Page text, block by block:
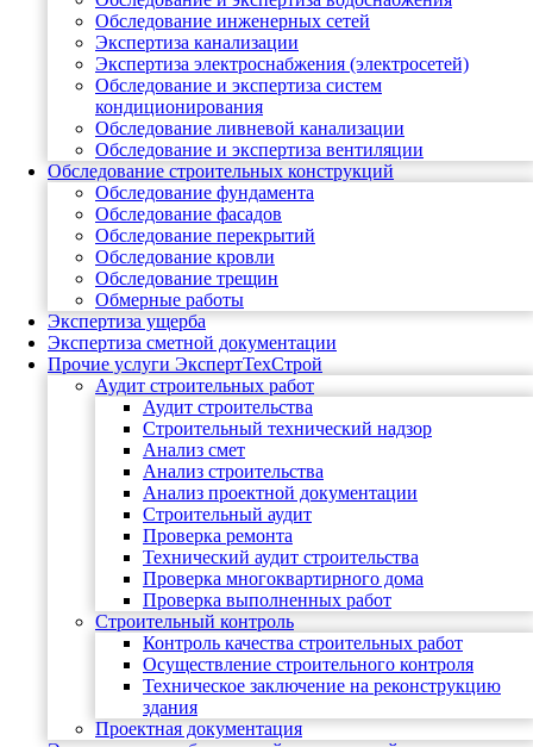
Обследование инженерных сетей
Экспертиза канализации
Экспертиза электроснабжения (электросетей)
Обследование и экспертиза систем
кондиционирования
Обследование ливневой канализации
Обследование и экспертиза вентиляции
Обследование строительных конструкций
Обследование фундамента
Обследование фасадов
Обследование перекрытий
Обследование кровли
Обследование трещин
Обмерные работы
Экспертиза ущерба
Экспертиза сметной документации
Прочие услуги ЭкспертТехСтрой
Аудит строительных работ
Аудит строительства
Строительный технический надзор
Анализ смет
Анализ строительства
Анализ проектной документации
Строительный аудит
Проверка ремонта
Технический аудит строительства
Проверка многоквартирного дома
Проверка выполненных работ
Строительный контроль
Контроль качества строительных работ
Осуществление строительного контроля
Техническое заключение на реконструкцию
здания
Проектная документация